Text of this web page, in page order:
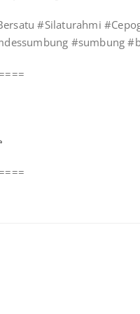
#Silaturahmi
#sumbung